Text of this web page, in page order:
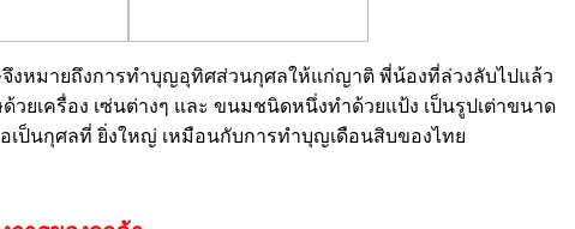
หมายถึงการทำบุญอุทิศส่วนกุศลให้แก่ญาติ พี่น้องที่ล่วงลับไปแล้ว
เครื่อง เซ่นต่างๆ และ ขนมชนิดหนึ่งทำด้วยแป้ง เป็นรูปเต่าขนาด
เป็นกุศลที่ ยิ่งใหญ่ เหมือนกับการทำบุญเดือนสิบของไทย